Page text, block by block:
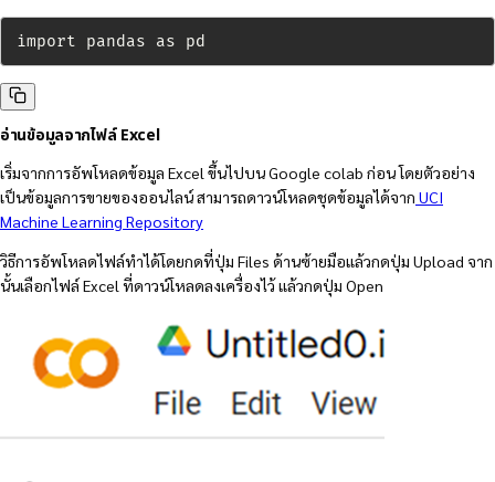
import pandas as pd
อ่านข้อมูลจากไฟล์ Excel
เริ่มจากการอัพโหลดข้อมูล Excel ขึ้นไปบน Google colab ก่อน โดยตัวอย่าง
เป็นข้อมูลการขายของออนไลน์ สามารถดาวน์โหลดชุดข้อมูลได้จาก UCI
Machine Learning Repository
วิธีการอัพโหลดไฟล์ทำได้โดยกดที่ปุ่ม Files ด้านซ้ายมือแล้วกดปุ่ม Upload จาก
นั้นเลือกไฟล์ Excel ที่ดาวน์โหลดลงเครื่องไว้ แล้วกดปุ่ม Open